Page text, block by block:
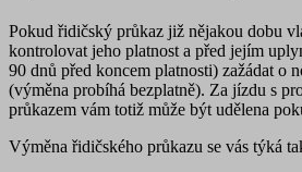
Pokud řidičský průkaz již nějakou dobu
kontrolovat jeho platnost a před jejím
90 dnů před koncem platnosti) zažádat o
(výměna probíhá bezplatně). Za jízdu s
průkazem vám totiž může být udělena
Výměna řidičského průkazu se vás týká